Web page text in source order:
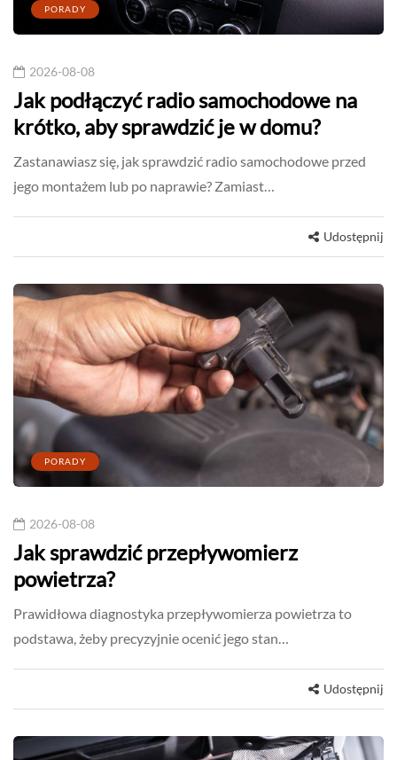
PORADY
2026-08-08
Jak podłączyć radio samochodowe na
krótko, aby sprawdzić je w domu?
Zastanawiasz się, jak sprawdzić radio samochodowe przed
jego montażem lub po naprawie? Zamiast…
Udostępnij
PORADY
2026-08-08
Jak sprawdzić przepływomierz
powietrza?
Prawidłowa diagnostyka przepływomierza powietrza to
podstawa, żeby precyzyjnie ocenić jego stan…
Udostępnij